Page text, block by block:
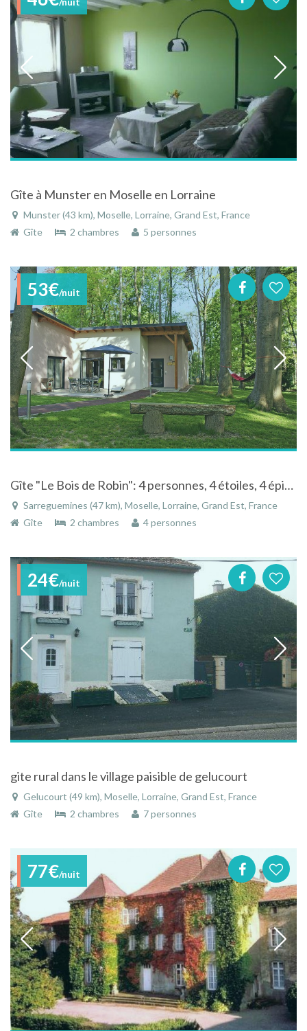
Gîte à Munster en Moselle en Lorraine
Munster (43 km), Moselle, Lorraine, Grand Est, France
Gîte
2 chambres 5 personnes
53€/nuit
Gîte "Le Bois de Robin": 4 personnes, 4 étoiles, 4 épis, sans barrières
Sarreguemines (47 km), Moselle, Lorraine, Grand Est, France
Gîte
2 chambres 4 personnes
24€/nuit
gite rural dans le village paisible de gelucourt
Gelucourt (49 km), Moselle, Lorraine, Grand Est, France
Gîte
2 chambres 7 personnes
77€/nuit